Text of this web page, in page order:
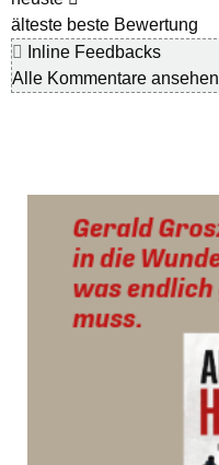
älteste beste Bewertung
Inline Feedbacks
Alle Kommentare ansehen